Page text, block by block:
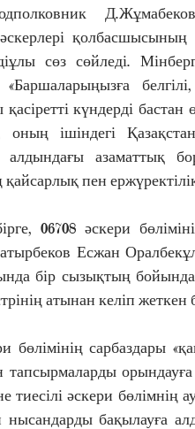
сөз сөйледі.
«Баршаларыңызға
күндерді
оның ішіндегі
алдындағы азаматтық
қайсарлық пен
Есжан
бір сызықтың бойында
атынан келіп жеткен
орындауға
тиесілі әскери бөлімнің
нысандарды бақылауға